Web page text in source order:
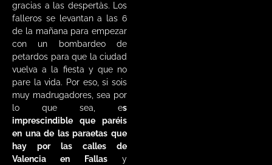
gracias a las despertàs. Los
falleros se levantan a las 6
de la mañana para empezar
con un bombardeo de
petardos para que la ciudad
vuelva a la fiesta y que no
pare la vida. Por eso, si sois
muy madrugadores, sea por
lo que sea, es
imprescindible que paréis
en una de las paraetas que
hay por las calles de
Valencia en Fallasy